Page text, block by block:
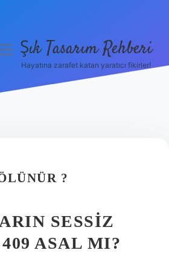
Şık Tasarım Rehberi
Hayatına zarafet katan yaratıcı fikirler!
?
SESSIZ
ASAL MI?